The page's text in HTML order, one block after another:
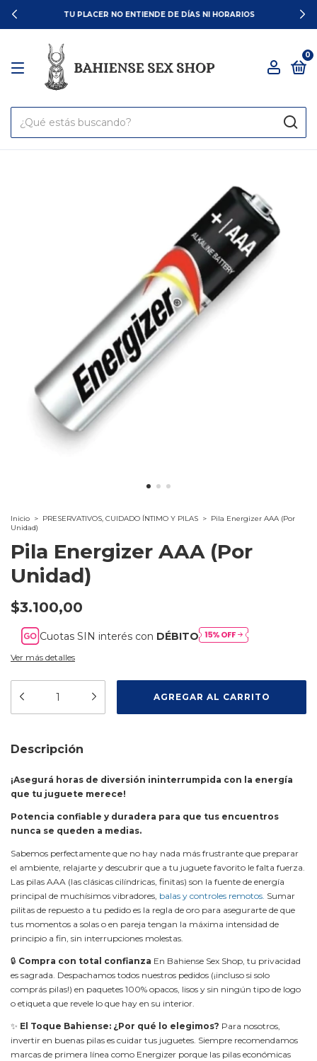
TU PLACER NO ENTIENDE DE DÍAS NI HORARIOS
0
Inicio > PRESERVATIVOS, CUIDADO ÍNTIMO Y PILAS > Pila Energizer AAA (Por
Unidad)
Pila Energizer AAA (Por
Unidad)
$3.100,00
Cuotas SIN interés con DÉBITO
Ver más detalles
Descripción
¡Asegurá horas de diversión ininterrumpida con la energía
que tu juguete merece!
Potencia confiable y duradera para que tus encuentros
nunca se queden a medias.
Sabemos perfectamente que no hay nada más frustrante que preparar
el ambiente, relajarte y descubrir que a tu juguete favorito le falta fuerza.
Las pilas AAA (las clásicas cilíndricas, finitas) son la fuente de energía
principal de muchísimos vibradores, balas y controles remotos. Sumar
pilitas de repuesto a tu pedido es la regla de oro para asegurarte de que
tus momentos a solas o en pareja tengan la máxima intensidad de
principio a fin, sin interrupciones molestas.
🔒 Compra con total confianza En Bahiense Sex Shop, tu privacidad
es sagrada. Despachamos todos nuestros pedidos (¡incluso si solo
comprás pilas!) en paquetes 100% opacos, lisos y sin ningún tipo de logo
o etiqueta que revele lo que hay en su interior.
✨ El Toque Bahiense: ¿Por qué lo elegimos? Para nosotros,
invertir en buenas pilas es cuidar tus juguetes. Siempre recomendamos
marcas de primera línea como Energizer porque las pilas económicas